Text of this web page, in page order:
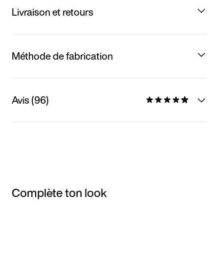
Livraison et retours
Méthode de fabrication
Avis (96)
Complète ton look